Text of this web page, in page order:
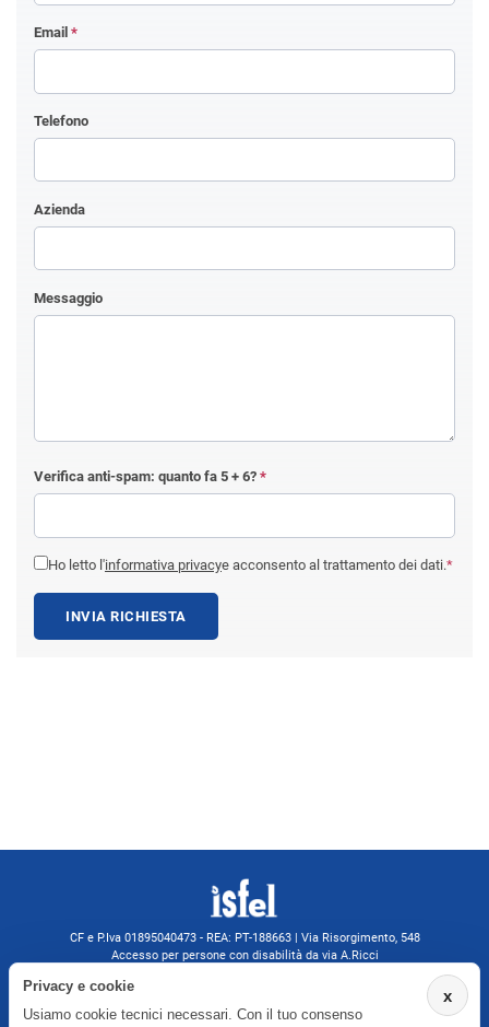
Email *
Telefono
Azienda
Messaggio
Verifica anti-spam: quanto fa 5 + 6? *
Ho letto l'informativa privacye acconsento al trattamento dei dati.*
INVIA RICHIESTA
CF e P.Iva 01895040473 - REA: PT-188663 | Via Risorgimento, 548
Accesso per persone con disabilità da via A.Ricci
isfel@pec.it
x
Privacy e cookie
Usiamo cookie tecnici necessari. Con il tuo consenso